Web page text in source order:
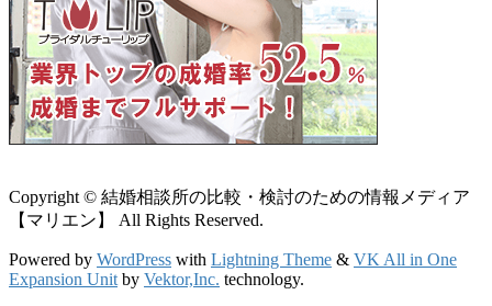
Copyright © 結婚相談所の比較・検討のための情報メディア
【マリエン】 All Rights Reserved.
Powered by WordPress with Lightning Theme & VK All in One
Expansion Unit by Vektor,Inc. technology.